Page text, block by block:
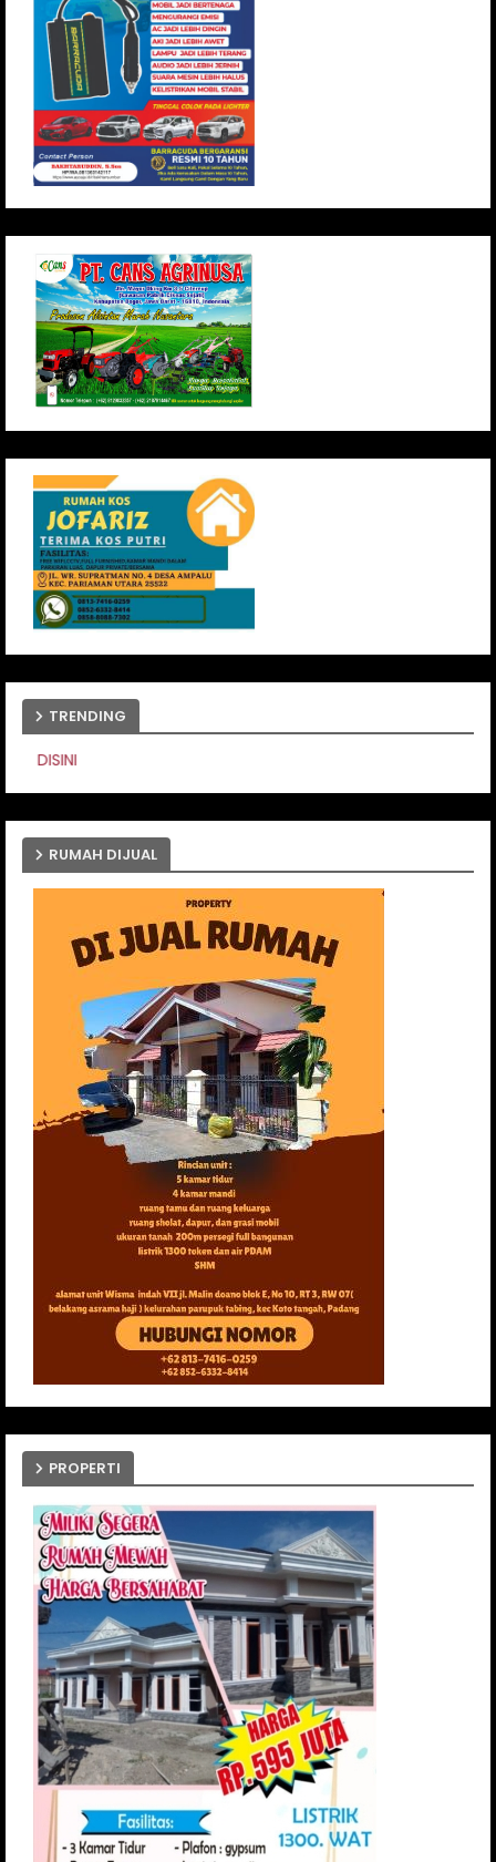
TRENDING
RUMAH DIJUAL
PROPERTI